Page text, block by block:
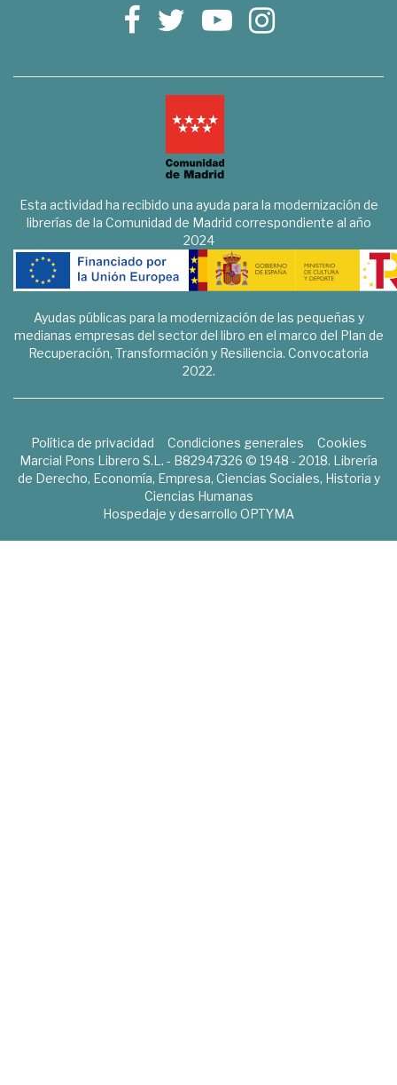
Esta actividad ha recibido una ayuda para la modernización de
librerías de la Comunidad de Madrid correspondiente al año
2024
Ayudas públicas para la modernización de las pequeñas y
medianas empresas del sector del libro en el marco del Plan de
Recuperación, Transformación y Resiliencia. Convocatoria
2022.
Política de privacidad Condiciones generales
Cookies
Marcial Pons Librero S.L. - B82947326 © 1948 - 2018. Librería
de Derecho, Economía, Empresa, Ciencias Sociales, Historia y
Ciencias Humanas
Hospedaje y desarrollo OPTYMA